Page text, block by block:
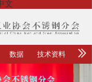
文
数据 技术资料